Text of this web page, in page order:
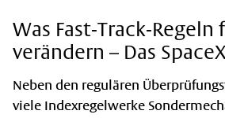
Was Fast-Track-Regeln
verändern – Das
Neben den regulären
viele Indexregelwerke